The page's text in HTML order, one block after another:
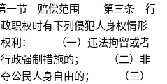
第一节 赔偿范围 第三条 行
职权时有下列侵犯人身权情形
权利： （一）违法拘留或者
行政强制措施的； （二）非
夺公民人身自由的； （三）